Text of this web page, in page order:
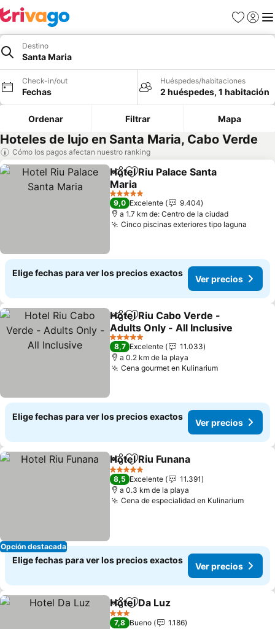
Favoritos
Iniciar
Destino
Santa Maria
Check-in/out
Fechas
Huéspedes/habitaciones
2 huéspedes, 1 habitación
Ordenar Filtrar Mapa
Hoteles de lujo en Santa Maria, Cabo Verde
Cómo los pagos afectan nuestro ranking
CompartirAgregar a favoritos
Hotel Riu Palace Santa
Maria
Ver precios
5 Estrellas
9,0 Excelente
9.404
a 1.7 km de: Centro de la ciudad
Cinco piscinas exteriores tipo laguna
Elige fechas para ver los precios exactos
Ver precios
CompartirAgregar a favoritos
Hotel Riu Cabo Verde -
Adults Only - All Inclusive
Ver precios
5 Estrellas
8,7 Excelente
11.033
a 0.2 km de la playa
Cena gourmet en KulinariumVer precios
Elige fechas para ver los precios exactos
Ver precios
Opción destacada
CompartirAgregar a favoritos
Hotel Riu Funana
5 Estrellas
8,5 Excelente
11.391
a 0.3 km de la playa
Cena de especialidad en KulinariumVer
Elige fechas para ver los precios exactos
Ver precios
CompartirAgregar a favoritos
Hotel Da Luz
3 Estrellas
7,8 Bueno
1.186